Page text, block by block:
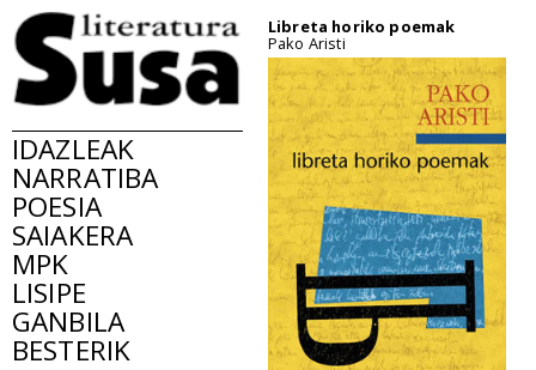
IDAZLEAK
NARRATIBA
POESIA
SAIAKERA
MPK
LISIPE
GANBILA
BESTERIK
Libreta horiko poemak
Pako Aristi